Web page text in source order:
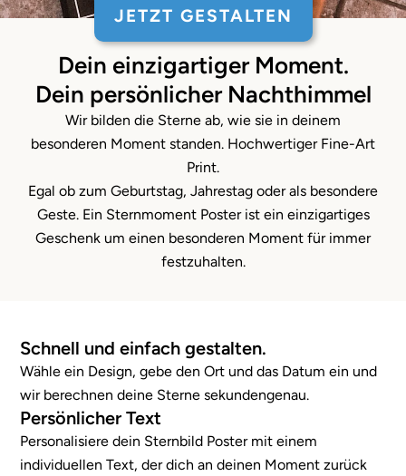
Dein einzigartiger Moment.
Dein persönlicher Nachthimmel
Wir bilden die Sterne ab, wie sie in deinem
besonderen Moment standen. Hochwertiger Fine-Art
Print.
JETZT GESTALTEN
Egal ob zum Geburtstag, Jahrestag oder als besondere
Geste. Ein Sternmoment Poster ist ein einzigartiges
Geschenk um einen besonderen Moment für immer
festzuhalten.
Schnell und einfach gestalten.
Wähle ein Design, gebe den Ort und das Datum ein und
wir berechnen deine Sterne sekundengenau.
Persönlicher Text
Personalisiere dein Sternbild Poster mit einem
individuellen Text, der dich an deinen Moment zurück